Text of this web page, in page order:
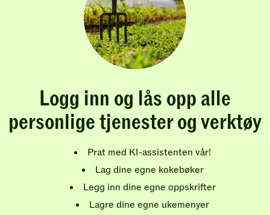
Logg inn og lås opp alle
personlige tjenester og verktøy
Prat med KI-assistenten vår!
Lag dine egne kokebøker
Legg inn dine egne oppskrifter
Lagre dine egne ukemenyer